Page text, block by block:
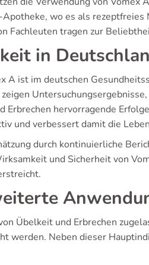
wo es als
Fachleuten tragen zur
in
A ist im deutschen
Erbrechen hervorragende
und verbessert damit die
durch kontinuierliche
und Sicherheit von
Übelkeit und Erbrechen
werden. Neben dieser